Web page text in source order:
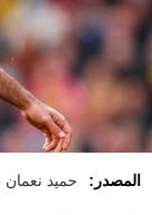
المصدر: حميد